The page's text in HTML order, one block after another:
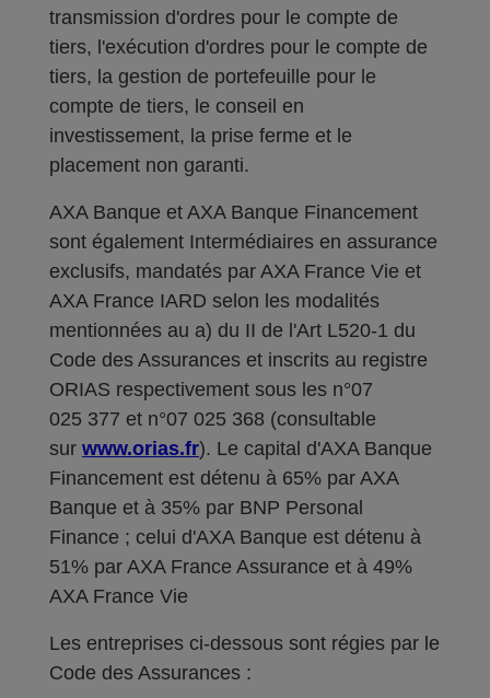
transmission d'ordres pour le compte de
tiers, l'exécution d'ordres pour le compte de
tiers, la gestion de portefeuille pour le
compte de tiers, le conseil en
investissement, la prise ferme et le
placement non garanti.
AXA Banque et AXA Banque Financement
sont également Intermédiaires en assurance
exclusifs, mandatés par AXA France Vie et
AXA France IARD selon les modalités
mentionnées au a) du II de l'Art L520-1 du
Code des Assurances et inscrits au registre
ORIAS respectivement sous les n°07
025 377 et n°07 025 368 (consultable
sur www.orias.fr). Le capital d'AXA Banque
Financement est détenu à 65% par AXA
Banque et à 35% par BNP Personal
Finance ; celui d'AXA Banque est détenu à
51% par AXA France Assurance et à 49%
AXA France Vie
Les entreprises ci-dessous sont régies par le
Code des Assurances :